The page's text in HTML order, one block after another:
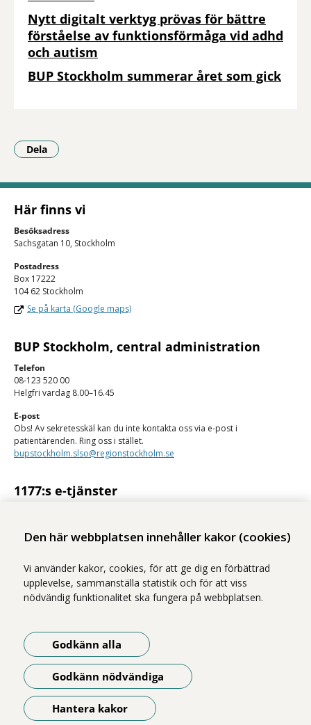
Den här webbplatsen innehåller kakor (cookies)
Vi använder kakor, cookies, för att ge dig en förbättrad
upplevelse, sammanställa statistik och för att viss
nödvändig funktionalitet ska fungera på webbplatsen.
Godkänn alla
Godkänn nödvändiga
Hantera kakor
Nytt digitalt verktyg prövas för bättre
förståelse av funktionsförmåga vid adhd
och autism
BUP Stockholm summerar året som gick
Dela
- Klicka för att öppna delningsalternativ.
Här finns vi
Besöksadress
Sachsgatan 10, Stockholm
Postadress
Box 17222
104 62 Stockholm
Se på karta (Google maps)
BUP Stockholm, central administration
Telefon
08-123 520 00
Helgfri vardag 8.00–16.45
E-post
Obs! Av sekretesskäl kan du inte kontakta oss via e-post i
patientärenden. Ring oss i stället.
bupstockholm.slso@regionstockholm.se
1177:s e-tjänster
Logga in på 1177
Vi ingår i Stockholms läns sjukvårdsområde som erbjuder hälso- och
sjukvård i Region Stockholms regi.
Illustrationerna på webbplatsen är gjorda av Magnus Marklund. Foton
är tagna av Yanan Li, om inget annat anges.
Om webbplatsen